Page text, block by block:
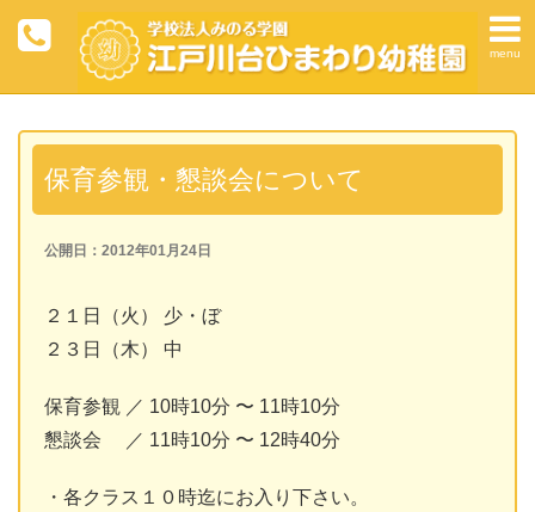
menu
保育参観・懇談会について
公開日：2012年01月24日
２１日（火） 少・ぼ
２３日（木） 中
保育参観 ／ 10時10分 〜 11時10分
懇談会 ／ 11時10分 〜 12時40分
・各クラス１０時迄にお入り下さい。